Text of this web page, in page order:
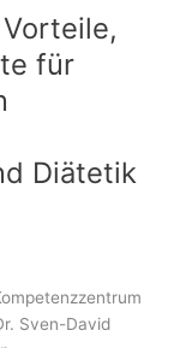
für
Diätetik
Sven-David